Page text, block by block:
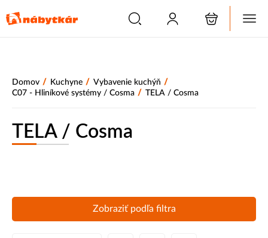
Domov / Kuchyne / Vybavenie kuchýň /
C07 - Hliníkové systémy / Cosma / TELA / Cosma
TELA / Cosma
Zobraziť podľa filtra